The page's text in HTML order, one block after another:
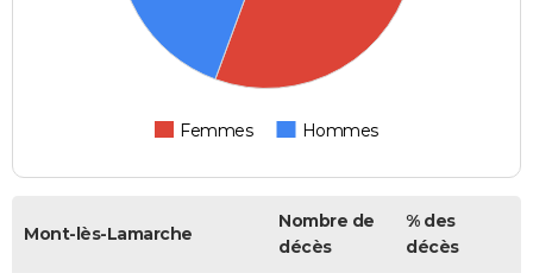
Femmes Hommes
Mont-lès-Lamarche
Nombre de
décès
% des
décès